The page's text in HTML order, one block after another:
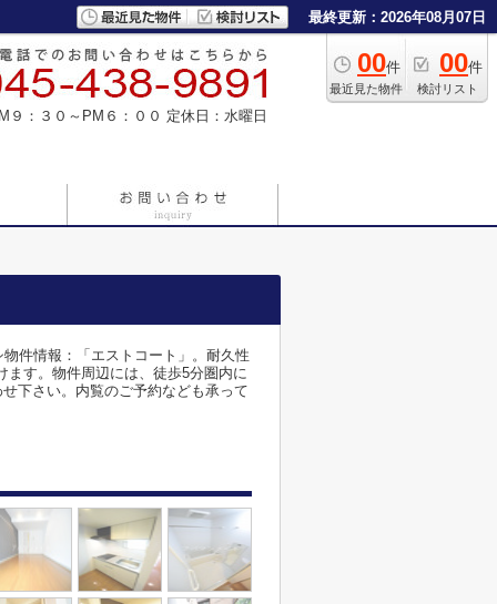
最終更新：2026年08月07日
00件
最近見た物件
00件
検討リスト
９：３０～PM６：００ 定休日：水曜日
件情報：「エストコート」。耐久性
す。物件周辺には、徒歩5分圏内に
下さい。内覧のご予約なども承って